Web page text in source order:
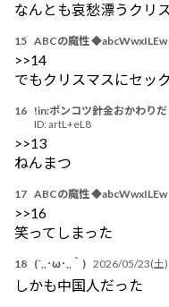
なんとも哀愁漂うクリ
15 ABCの魔性 ◆abcWwxILEw
>>14
でもクリスマスにセッ
16 !in:ポンコツ針金おかわり
ID:artL+eL8
>>13
ねんまつ
17 ABCの魔性 ◆abcWwxILEw
>>16
笑ってしまった
18 (´,,･ω･,,｀) 2026/05/23(土
しかも中国人だった